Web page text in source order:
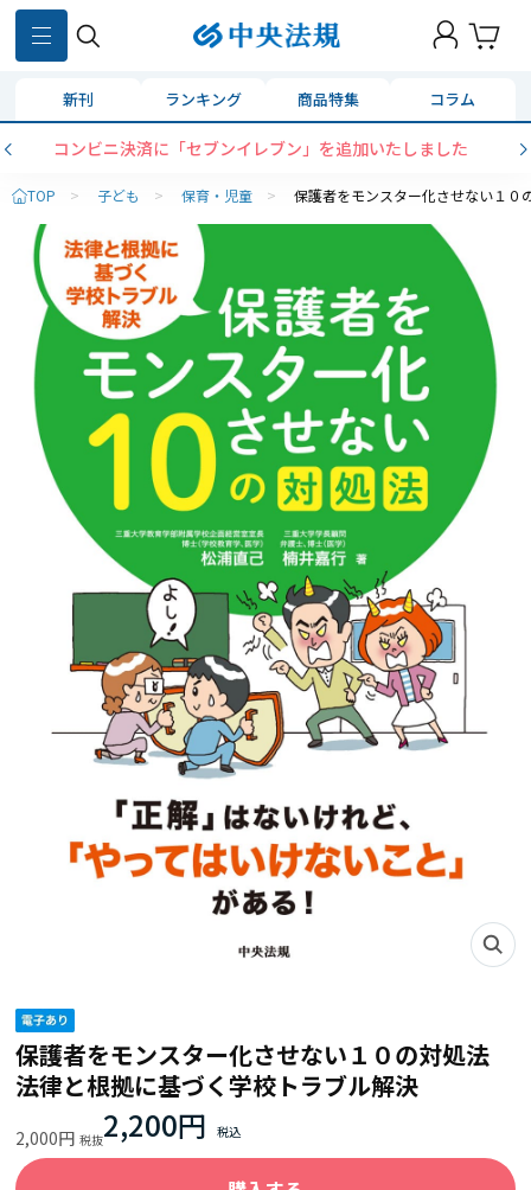
新刊 ランキング 商品特集 コラム
コンビニ決済に「セブンイレブン」を追加いたしました
TOP > 子ども > 保育・児童 > 保護者をモンスター化させない１
保護者をモンスター化させない１０の対処法
法律と根拠に基づく学校トラブル解決
2,000円 2,200円